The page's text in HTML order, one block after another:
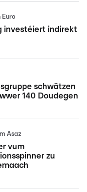
Euro
investéiert indirekt
schwätzen
140 Doudegen
Asaz
vum
zu